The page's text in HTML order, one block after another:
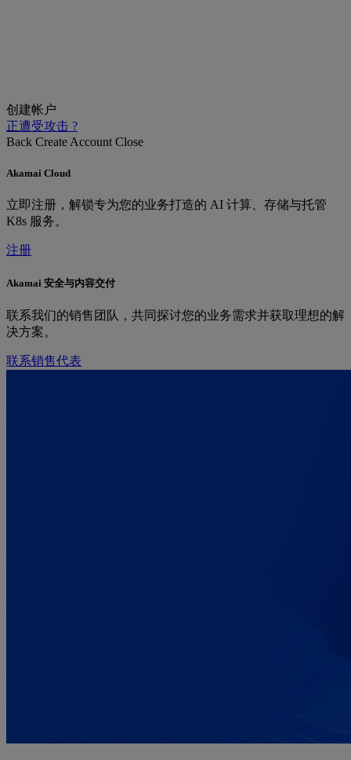
创建帐户
正遭受攻击 ?
Back Create Account Close
Akamai Cloud
立即注册，解锁专为您的业务打造的 AI 计算、存储与托管
K8s 服务。
注册
Akamai 安全与内容交付
联系我们的销售团队，共同探讨您的业务需求并获取理想的解
决方案。
联系销售代表